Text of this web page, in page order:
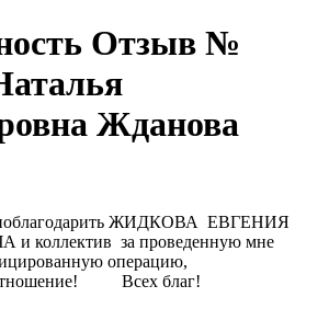
Отзыв №
Жданова
поблагодарить ЖИДКОВА ЕВГЕНИЯ
коллектив за проведенную мне
операцию,
отношение! Всех благ!